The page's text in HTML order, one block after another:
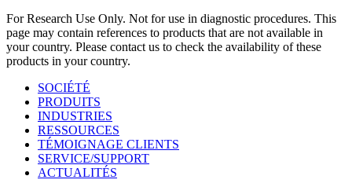
For Research Use Only. Not for use in diagnostic procedures. This
page may contain references to products that are not available in
your country. Please contact us to check the availability of these
products in your country.
SOCIÉTÉ
PRODUITS
INDUSTRIES
RESSOURCES
TÉMOIGNAGE CLIENTS
SERVICE/SUPPORT
ACTUALITÉS